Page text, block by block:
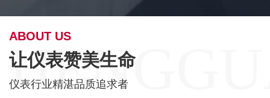
ABOUT US
让仪表赞美生命
仪表行业精湛品质追求者